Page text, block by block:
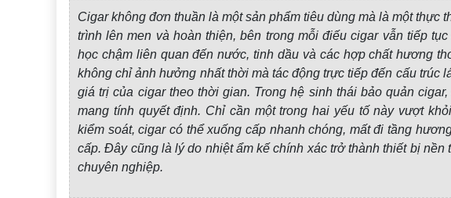
Cigar không đơn thuần là một sản phẩm tiêu dùng mà là một thực
trình lên men và hoàn thiện, bên trong mỗi điếu cigar vẫn tiếp
học chậm liên quan đến nước, tinh dầu và các hợp chất hương
không chỉ ảnh hưởng nhất thời mà tác động trực tiếp đến cấu trúc
giá trị của cigar theo thời gian. Trong hệ sinh thái bảo quản
mang tính quyết định. Chỉ cần một trong hai yếu tố này vượt
kiểm soát, cigar có thể xuống cấp nhanh chóng, mất đi tầng
cấp. Đây cũng là lý do nhiệt ẩm kế chính xác trở thành thiết bị nền
chuyên nghiệp.